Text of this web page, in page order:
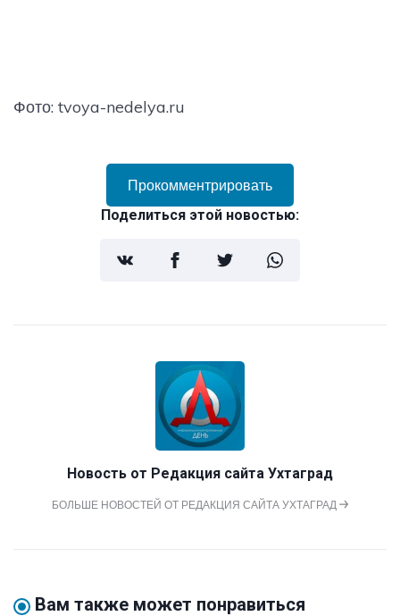
Фото: tvoya-nedelya.ru
Прокомментрировать
Поделиться этой новостью:
Новость от Редакция сайта Ухтаград
БОЛЬШЕ НОВОСТЕЙ ОТ РЕДАКЦИЯ САЙТА УХТАГРАД
Вам также может понравиться